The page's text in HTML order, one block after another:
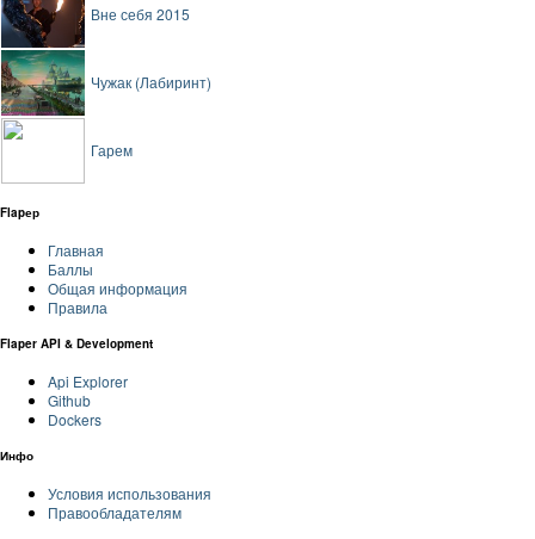
Вне себя 2015
Чужак (Лабиринт)
Гарем
Flapер
Главная
Баллы
Общая информация
Правила
Flaper API & Development
Api Explorer
Github
Dockers
Инфо
Условия использования
Правообладателям